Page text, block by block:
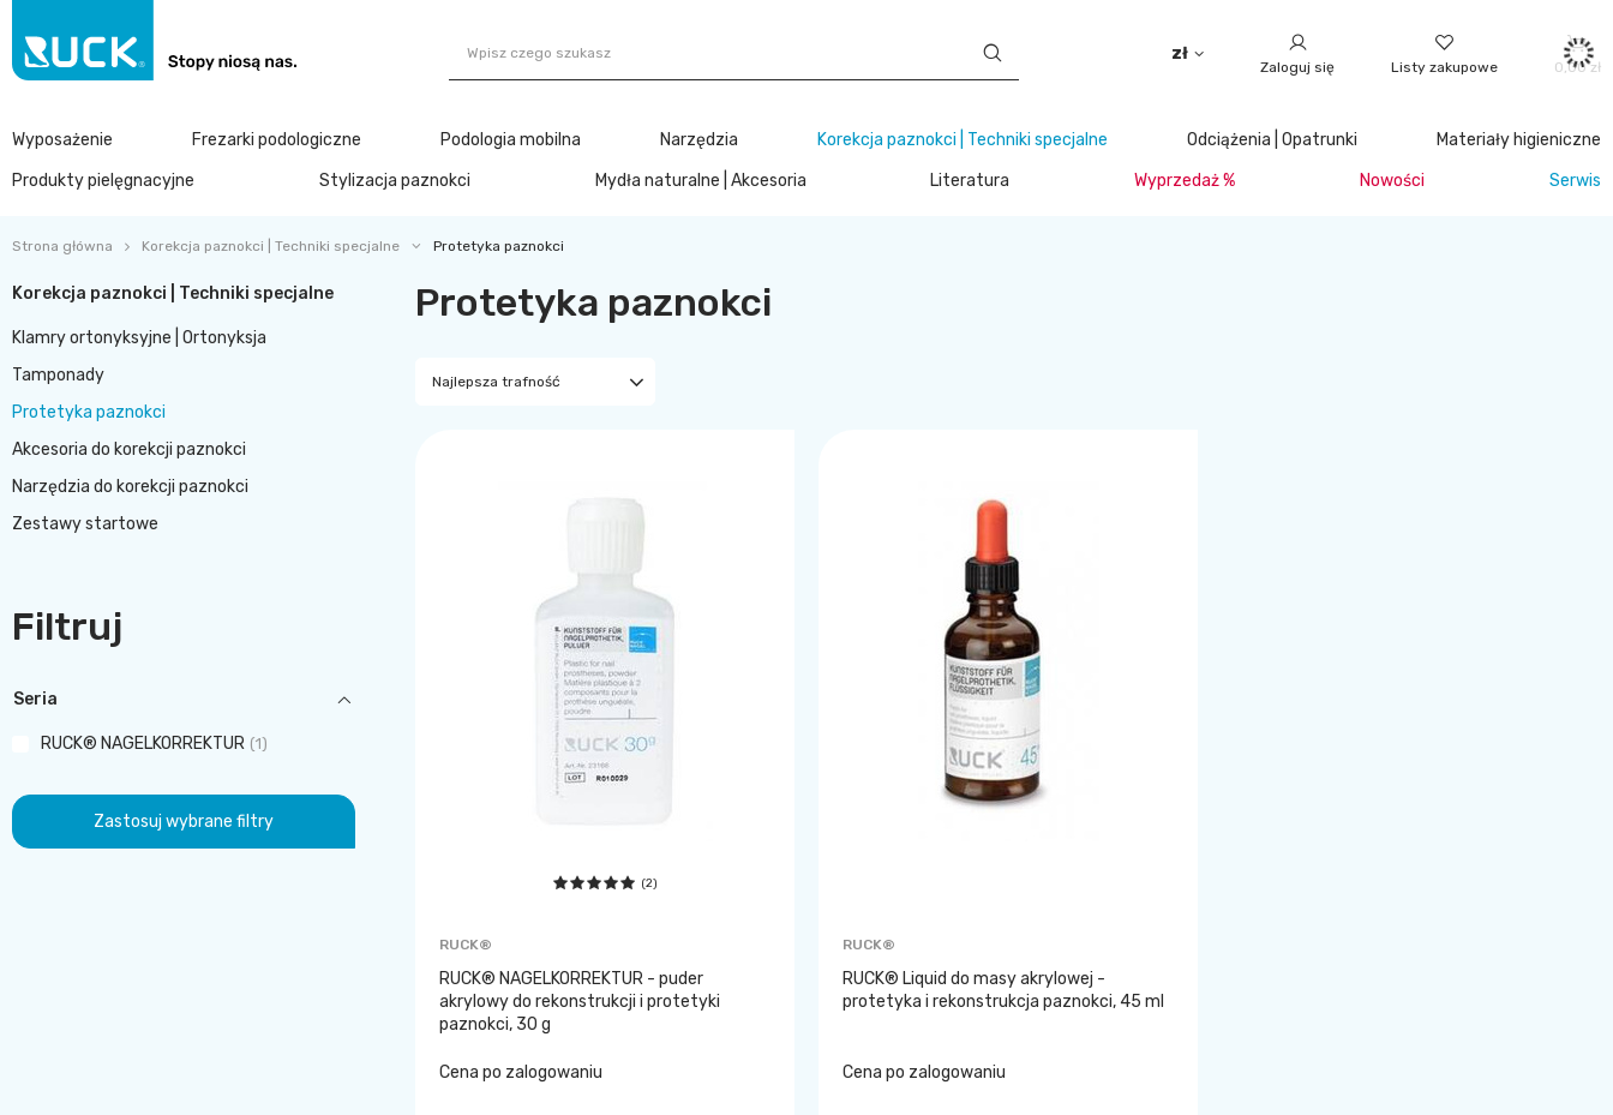
zł
Zaloguj się Listy zakupowe 0,00 zł
Wyposażenie Frezarki podologiczne Podologia mobilna Narzędzia Korekcja paznokci | Techniki specjalne Odciążenia | Opatrunki
Materiały higieniczne
Produkty pielęgnacyjne
Stylizacja paznokci Mydła naturalne | Akcesoria Literatura Wyprzedaż % Nowości Serwis
Strona główna Korekcja paznokci | Techniki specjalne Protetyka paznokci
Korekcja paznokci | Techniki specjalne
Klamry ortonyksyjne | Ortonyksja
Tamponady
Protetyka paznokci
Akcesoria do korekcji paznokci
Narzędzia do korekcji paznokci
Zestawy startowe
Filtruj
Seria
RUCK® NAGELKORREKTUR 1
Zastosuj wybrane filtry
Protetyka paznokci
Najlepsza trafność
(2)
RUCK®
RUCK® NAGELKORREKTUR - puder
akrylowy do rekonstrukcji i protetyki
paznokci, 30 g
Cena po zalogowaniu
RUCK®
RUCK® Liquid do masy akrylowej -
protetyka i rekonstrukcja paznokci, 45 ml
Cena po zalogowaniu